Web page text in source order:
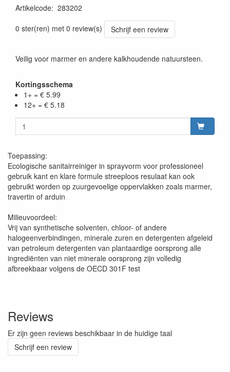
Artikelcode: 283202
0 ster(ren) met 0 review(s)
Schrijf een review
Veilig voor marmer en andere kalkhoudende natuursteen.
Kortingsschema
1+ = € 5.99
12+ = € 5.18
Toepassing:
Ecologische sanitairreiniger in sprayvorm voor professioneel
gebruik kant en klare formule streeploos resulaat kan ook
gebruikt worden op zuurgevoelige oppervlakken zoals marmer,
travertin of arduin
Milieuvoordeel:
Vrij van synthetische solventen, chloor- of andere
halogeenverbindingen, minerale zuren en detergenten afgeleid
van petroleum detergenten van plantaardige oorsprong alle
ingrediënten van niet minerale oorsprong zijn volledig
afbreekbaar volgens de OECD 301F test
Reviews
Er zijn geen reviews beschikbaar in de huidige taal
Schrijf een review